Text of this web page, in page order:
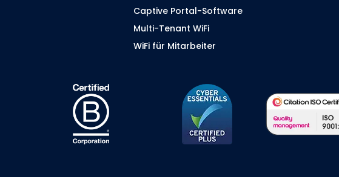
Captive Portal-Software
Multi-Tenant WiFi
WiFi für Mitarbeiter